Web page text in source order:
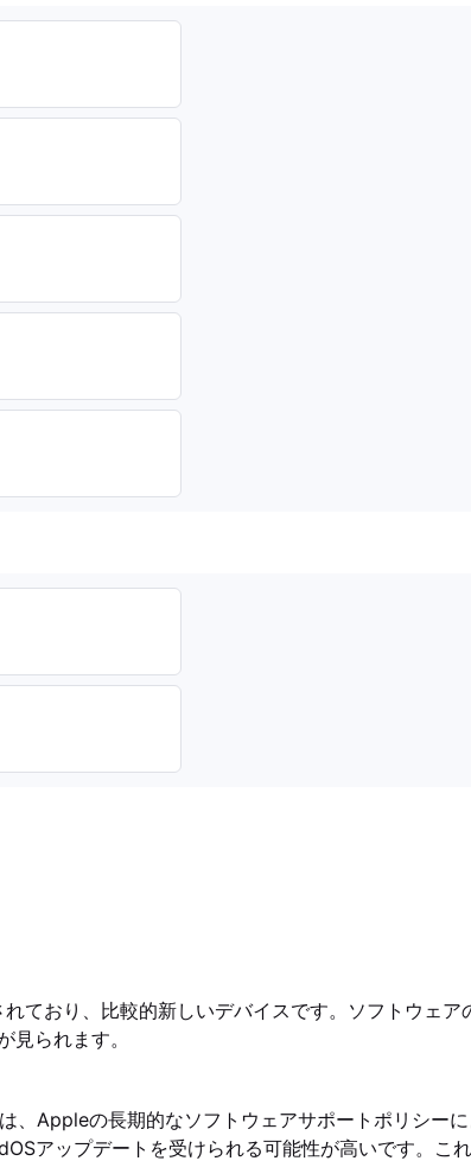
ており、比較的新しいデバイスです。ソフトウェア
見られます。
、Appleの長期的なソフトウェアサポートポリシー
アップデートを受けられる可能性が高いです。こ